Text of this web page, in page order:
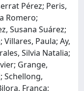
Pérez; Peris,
Romero;
Susana Suárez;
Paula; Ay,
Silvia Natalia;
Grange,
Schellong,
Franca;